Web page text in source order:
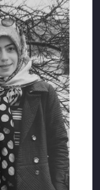
Cezaevinin
kaptı.
ve Kurumlar:
ve
bulunan
ve Müdür